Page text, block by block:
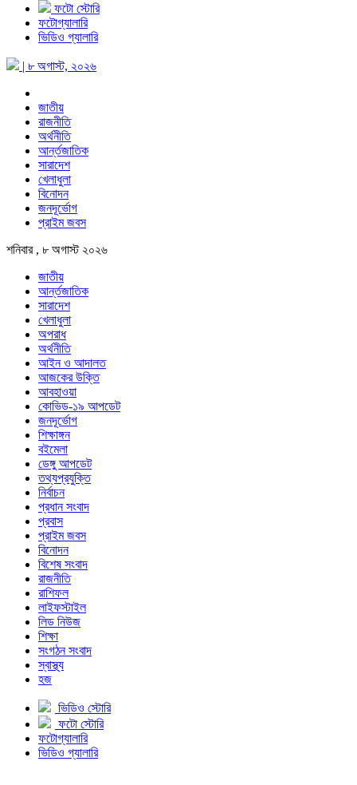
ফটো স্টোরি
ফটোগ্যালারি
ভিডিও গ্যালারি
| ৮ অগাস্ট, ২০২৬
জাতীয়
রাজনীতি
অর্থনীতি
আর্ন্তজাতিক
সারাদেশ
খেলাধুলা
বিনোদন
জনদূর্ভোগ
প্রাইম জবস
শনিবার , ৮ অগাস্ট ২০২৬
জাতীয়
আর্ন্তজাতিক
সারাদেশ
খেলাধুলা
অপরাধ
অর্থনীতি
আইন ও আদালত
আজকের উক্তি
আবহাওয়া
কোভিড-১৯ আপডেট
জনদূর্ভোগ
শিক্ষাঙ্গন
বইমেলা
ডেঙ্গু আপডেট
তথ্যপ্রযুক্তি
নির্বাচন
প্রধান সংবাদ
প্রবাস
প্রাইম জবস
বিনোদন
বিশেষ সংবাদ
রাজনীতি
রাশিফল
লাইফস্টাইল
লিড নিউজ
শিক্ষা
সংগঠন সংবাদ
স্বাস্থ্য
হজ
ভিডিও স্টোরি
ফটো স্টোরি
ফটোগ্যালারি
ভিডিও গ্যালারি